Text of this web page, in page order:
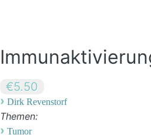
€5.50
› Dirk Revenstorf
Themen:
› Tumor